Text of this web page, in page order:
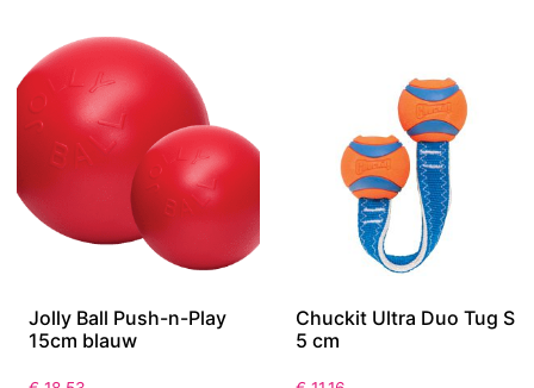
Jolly Ball Push-n-Play
15cm blauw
Chuckit Ultra Duo Tug S
5 cm